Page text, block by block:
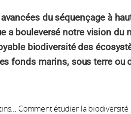
du séquençage à
a bouleversé notre vision du
biodiversité des
fonds marins, sous terre ou
Comment étudier la